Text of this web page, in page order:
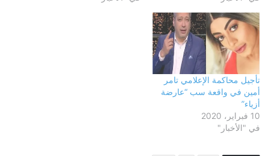
تأجيل محاكمة الإعلامي تامر
أمين في واقعة سب “عارضة
أزياء”
10 فبراير، 2020
في "الأخبار"